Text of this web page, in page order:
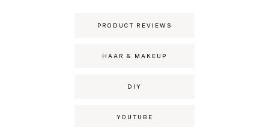
PRODUCT REVIEWS
HAAR & MAKEUP
DIY
YOUTUBE